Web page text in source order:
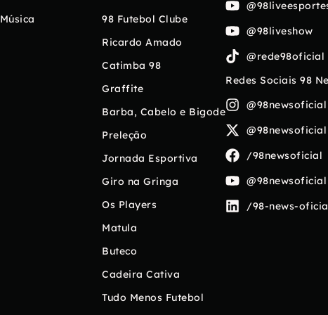
Música
98 Futebol Clube
Ricardo Amado
Catimba 98
Graffite
Barba, Cabelo e Bigode
Preleção
Jornada Esportiva
Giro na Gringa
Os Players
Matula
Buteco
Cadeira Cativa
Tudo Menos Futebol
@98liveshow
@rede98oficial
Redes Sociais 98
@98newsoficial
@98newsoficial
/98newsoficial
@98newsoficial
/98-news-